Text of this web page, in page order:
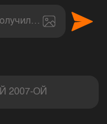
величайшее
2007-ОЙ